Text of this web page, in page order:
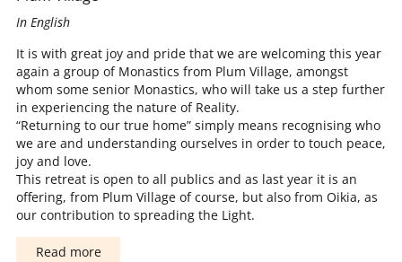
In English
It is with great joy and pride that we are welcoming this year
again a group of Monastics from Plum Village, amongst
whom some senior Monastics, who will take us a step further
in experiencing the nature of Reality.
“Returning to our true home” simply means recognising who
we are and understanding ourselves in order to touch peace,
joy and love.
This retreat is open to all publics and as last year it is an
offering, from Plum Village of course, but also from Oikia, as
our contribution to spreading the Light.
Read more